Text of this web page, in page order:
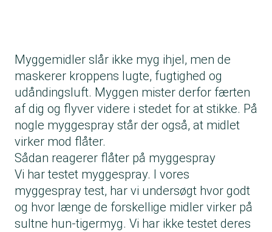
Myggemidler slår ikke myg ihjel, men de
maskerer kroppens lugte, fugtighed og
udåndingsluft. Myggen mister derfor færten
af dig og flyver videre i stedet for at stikke. På
nogle myggespray står der også, at midlet
virker mod flåter.
Sådan reagerer flåter på myggespray
Vi har testet myggespray. I vores
myggespray test, har vi undersøgt hvor godt
og hvor længe de forskellige midler virker på
sultne hun-tigermyg. Vi har ikke testet deres